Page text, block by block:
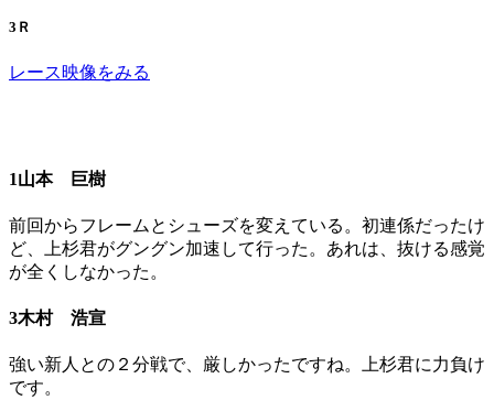
3Ｒ
レース映像をみる
1山本 巨樹
前回からフレームとシューズを変えている。初連係だったけ
ど、上杉君がグングン加速して行った。あれは、抜ける感覚
が全くしなかった。
3木村 浩宣
強い新人との２分戦で、厳しかったですね。上杉君に力負け
です。